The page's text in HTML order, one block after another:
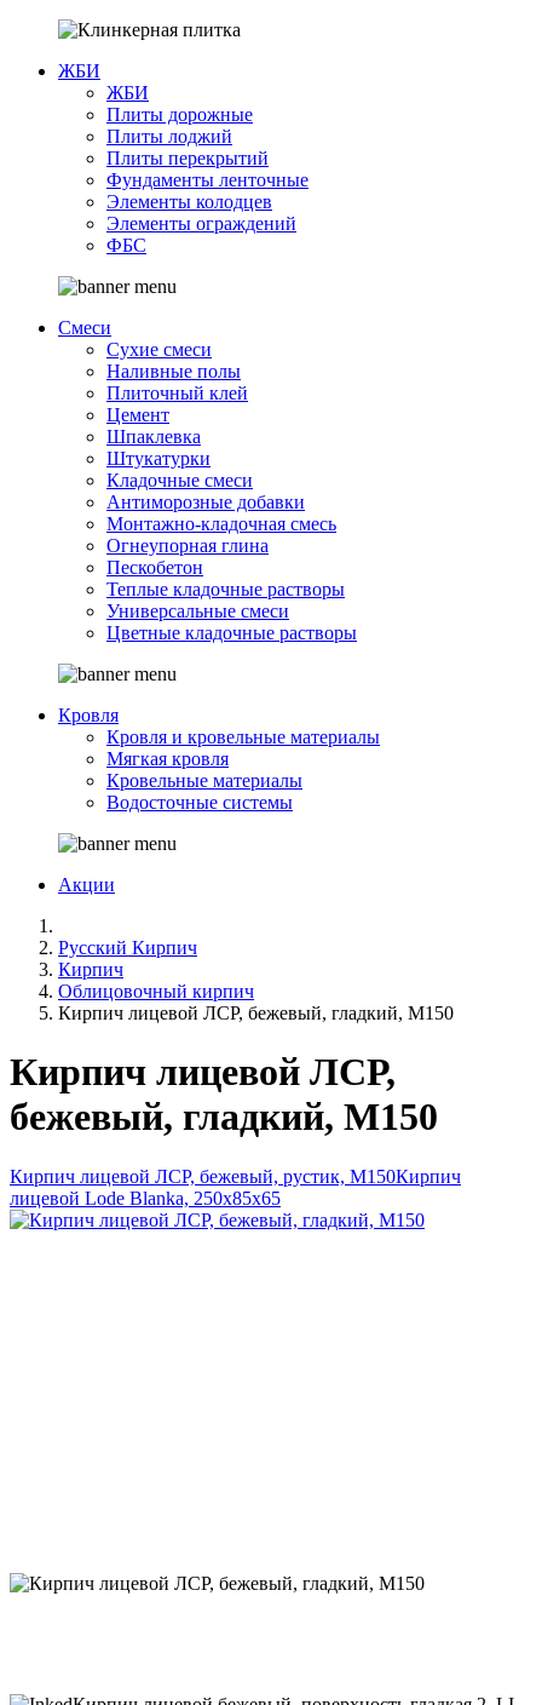
ЖБИ
ЖБИ
Плиты дорожные
Плиты лоджий
Плиты перекрытий
Фундаменты ленточные
Элементы колодцев
Элементы ограждений
ФБС
Смеси
Сухие смеси
Наливные полы
Плиточный клей
Цемент
Шпаклевка
Штукатурки
Кладочные смеси
Антиморозные добавки
Монтажно-кладочная смесь
Огнеупорная глина
Пескобетон
Теплые кладочные растворы
Универсальные смеси
Цветные кладочные растворы
Кровля
Кровля и кровельные материалы
Мягкая кровля
Кровельные материалы
Водосточные системы
Акции
Русский Кирпич
Кирпич
Облицовочный кирпич
Кирпич лицевой ЛСР, бежевый, гладкий, М150
Кирпич лицевой ЛСР,
бежевый, гладкий, М150
Кирпич лицевой ЛСР, бежевый, рустик, М150Кирпич
лицевой Lode Blanka, 250x85x65